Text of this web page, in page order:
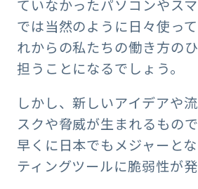
ていなかったパソコンやス
では当然のように日々使っ
れからの私たちの働き方の
担うことになるでしょう。
しかし、新しいアイデアや
スクや脅威が生まれるもの
早くに日本でもメジャーと
ティングツールに脆弱性が